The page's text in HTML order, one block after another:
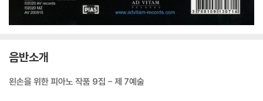
음반소개
왼손을 위한 피아노 작품 9집 - 제 7예술